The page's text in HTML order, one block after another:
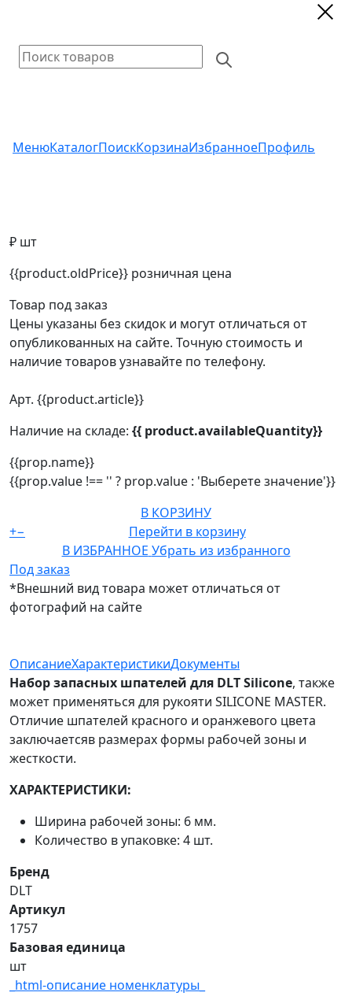
МенюКаталогПоискКорзинаИзбранноеПрофиль
₽ шт
{{product.oldPrice}} розничная цена
Товар под заказ
Цены указаны без скидок и могут отличаться от
опубликованных на сайте. Точную стоимость и
наличие товаров узнавайте по телефону.
Арт. {{product.article}}
Наличие на складе: {{ product.availableQuantity}}
{{prop.name}}
{{prop.value !== '' ? prop.value : 'Выберете значение'}}
В КОРЗИНУ
+−
Перейти в корзину
В ИЗБРАННОЕ Убрать из избранного
Под заказ
*Внешний вид товара может отличаться от
фотографий на сайте
ОписаниеХарактеристикиДокументы
Набор запасных шпателей для DLT Silicone, также
может применяться для рукояти SILICONE MASTER.
Отличие шпателей красного и оранжевого цвета
заключаетсяв размерах формы рабочей зоны и
жесткости.
ХАРАКТЕРИСТИКИ:
Ширина рабочей зоны: 6 мм.
Количество в упаковке: 4 шт.
Бренд
DLT
Артикул
1757
Базовая единица
шт
_html-описание номенклатуры_